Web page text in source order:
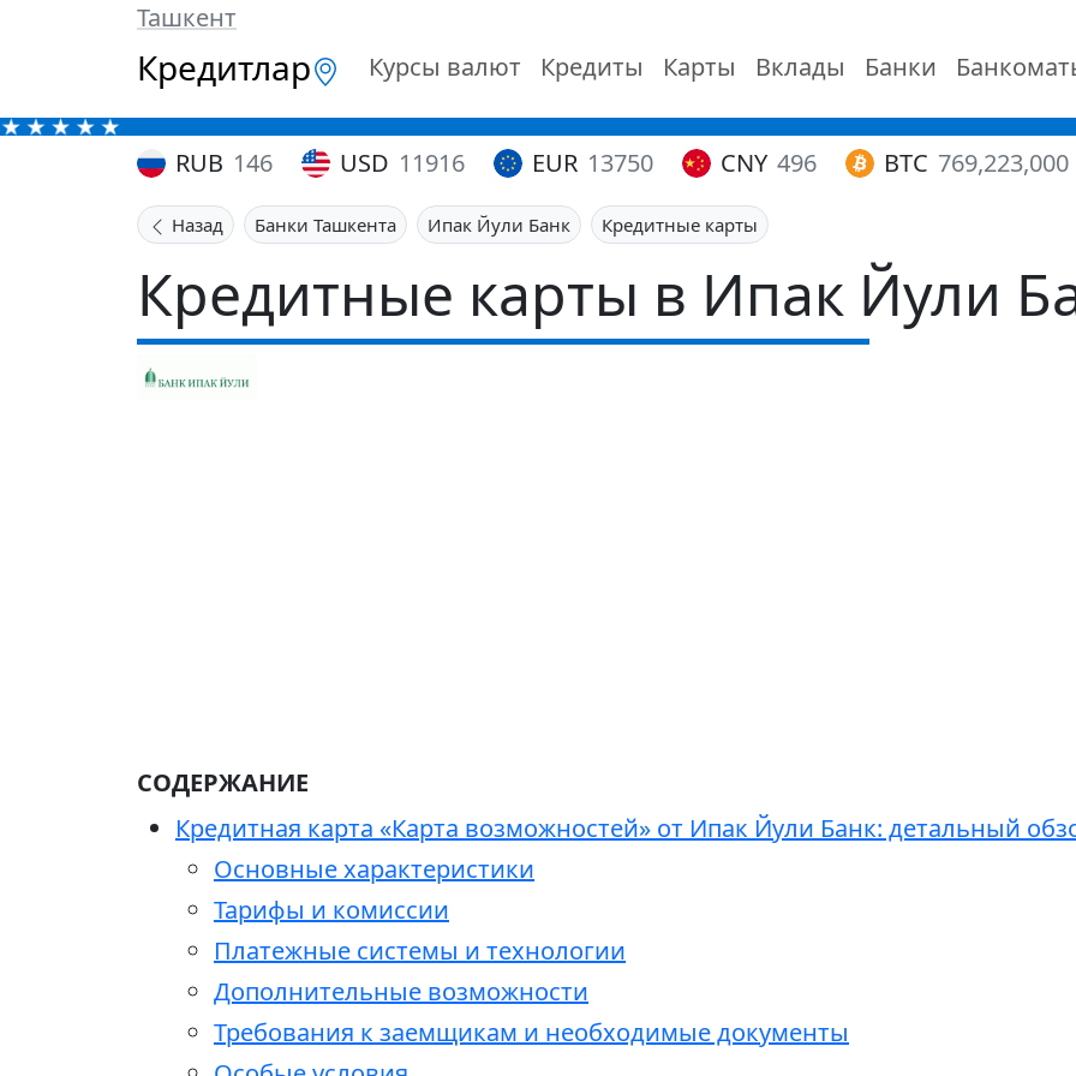
Ташкент
Кредитлар Курсы валют Кредиты Карты Вклады Банки
RUB 146 USD 11916 EUR 13750 CNY 496 BTC 769,223,000
Назад Банки Ташкента Ипак Йули Банк Кредитные карты
Кредитные карты в Ипак Йули
СОДЕРЖАНИЕ
Кредитная карта «Карта возможностей» от Ипак Йули Банк: детальный
Основные характеристики
Тарифы и комиссии
Платежные системы и технологии
Дополнительные возможности
Требования к заемщикам и необходимые документы